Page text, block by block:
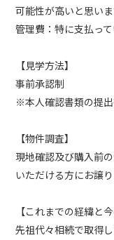
可能性が高いと思いま
管理費：特に支払っ
【見学方法】
事前承認制
※本人確認書類の提出
【物件調査】
現地確認及び購入前
いただける方にお譲
【これまでの経緯と今
先祖代々相続で取得